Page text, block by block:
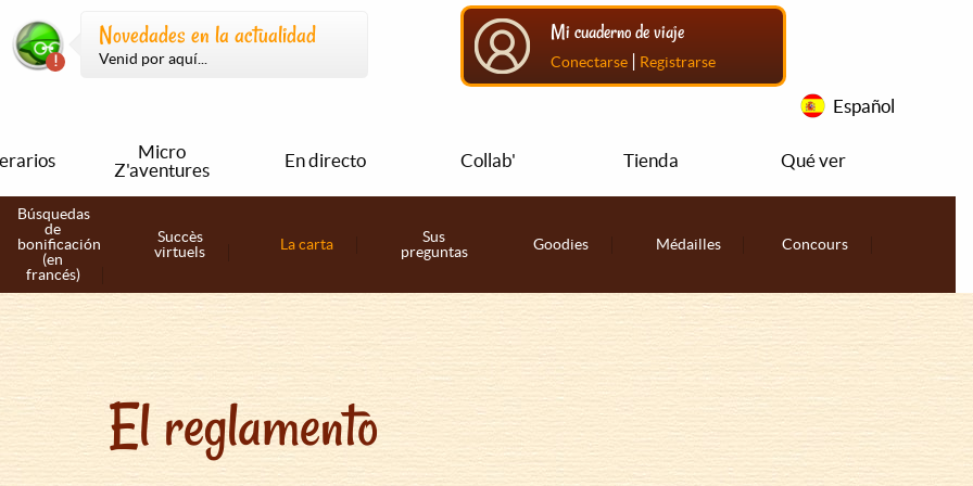
Novedades en la actualidad
Venid por aquí...
Mi cuaderno de viaje
Conectarse | Registrarse
Español
Micro
Z'aventures
En directo Collab' Tienda Qué ver
Búsquedas
de
bonificación
(en
francés)
Succès
virtuels
La carta
Sus
preguntas
Goodies Médailles Concours
El reglamento